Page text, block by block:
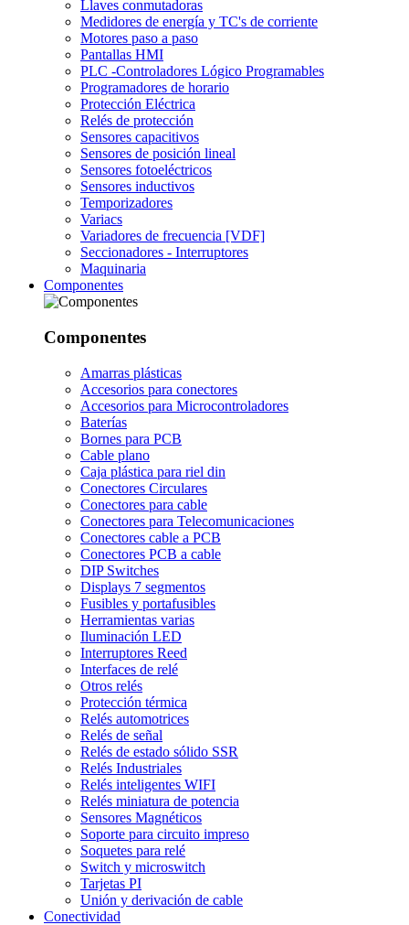
Llaves conmutadoras
Medidores de energía y TC's de corriente
Motores paso a paso
Pantallas HMI
PLC -Controladores Lógico Programables
Programadores de horario
Protección Eléctrica
Relés de protección
Sensores capacitivos
Sensores de posición lineal
Sensores fotoeléctricos
Sensores inductivos
Temporizadores
Variacs
Variadores de frecuencia [VDF]
Seccionadores - Interruptores
Maquinaria
Componentes
Componentes
Amarras plásticas
Accesorios para conectores
Accesorios para Microcontroladores
Baterías
Bornes para PCB
Cable plano
Caja plástica para riel din
Conectores Circulares
Conectores para cable
Conectores para Telecomunicaciones
Conectores cable a PCB
Conectores PCB a cable
DIP Switches
Displays 7 segmentos
Fusibles y portafusibles
Herramientas varias
Iluminación LED
Interruptores Reed
Interfaces de relé
Otros relés
Protección térmica
Relés automotrices
Relés de señal
Relés de estado sólido SSR
Relés Industriales
Relés inteligentes WIFI
Relés miniatura de potencia
Sensores Magnéticos
Soporte para circuito impreso
Soquetes para relé
Switch y microswitch
Tarjetas PI
Unión y derivación de cable
Conectividad